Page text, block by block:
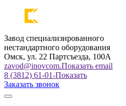
Завод специализированного
нестандартного оборудования
Омск, ул. 22 Партсъезда, 100А
zavod@inovcom.Показать email
8 (3812) 61-01-Показать
Заказать звонок